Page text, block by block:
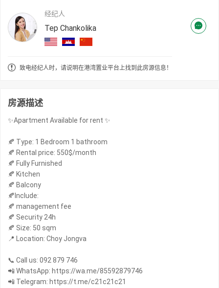
经纪人
Tep Chankolika
致电经纪人时，请说明在港湾置业平台上找到此房源信息！
房源描述
✨Apartment Available for rent ✨
🍂 Type: 1 Bedroom 1 bathroom
🍂 Rental price: 550$/month
🍂 Fully Furnished
🍂 Kitchen
🍂 Balcony
🍂Include:
🍂 management fee
🍂 Security 24h
🍂 Size: 50 sqm
📍 Location: Choy Jongva
📞 Call us: 092 879 746
📲 WhatsApp: https://wa.me/85592879746
📲 Telegram: https://t.me/c21c21c21